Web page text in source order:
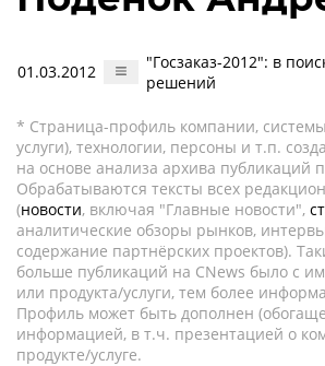
01.03.2012
"Госзаказ-2012": в
решений
* Страница-профиль компании,
услуги), технологии, персоны и т.п.
на основе анализа архива публикаций
Обрабатываются тексты всех
(новости, включая "Главные новости",
аналитические обзоры рынков,
содержание партнёрских проектов).
больше публикаций на CNews было с
или продукта/услуги, тем более
Профиль может быть дополнен
информацией, в т.ч. презентацией о
продукте/услуге.